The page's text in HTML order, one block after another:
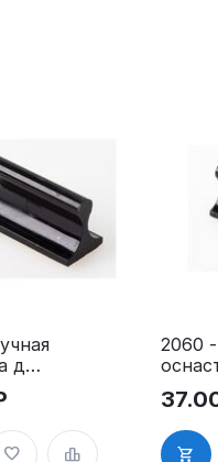
для
с
2060
20х60
слоем